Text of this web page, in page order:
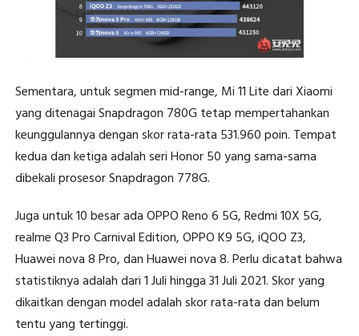
Sementara, untuk segmen mid-range, Mi 11 Lite dari Xiaomi
yang ditenagai Snapdragon 780G tetap mempertahankan
keunggulannya dengan skor rata-rata 531.960 poin. Tempat
kedua dan ketiga adalah seri Honor 50 yang sama-sama
dibekali prosesor Snapdragon 778G.
Juga untuk 10 besar ada OPPO Reno 6 5G, Redmi 10X 5G,
realme Q3 Pro Carnival Edition, OPPO K9 5G, iQOO Z3,
Huawei nova 8 Pro, dan Huawei nova 8. Perlu dicatat bahwa
statistiknya adalah dari 1 Juli hingga 31 Juli 2021. Skor yang
dikaitkan dengan model adalah skor rata-rata dan belum
tentu yang tertinggi.